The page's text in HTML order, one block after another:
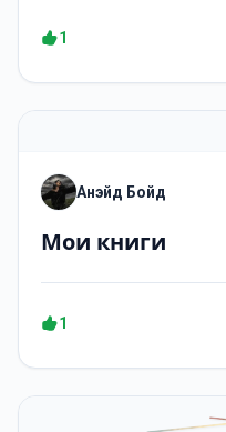
1
Анэйд Бойд
Мои книги
1